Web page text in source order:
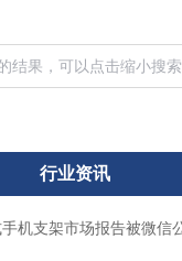
行业资讯
机支架市场报告被微信